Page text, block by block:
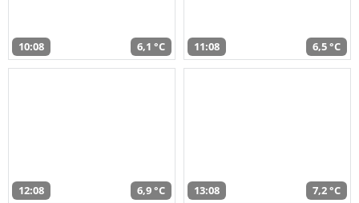
10:08 6,1 °C 11:08 6,5 °C
12:08 6,9 °C 13:08 7,2 °C